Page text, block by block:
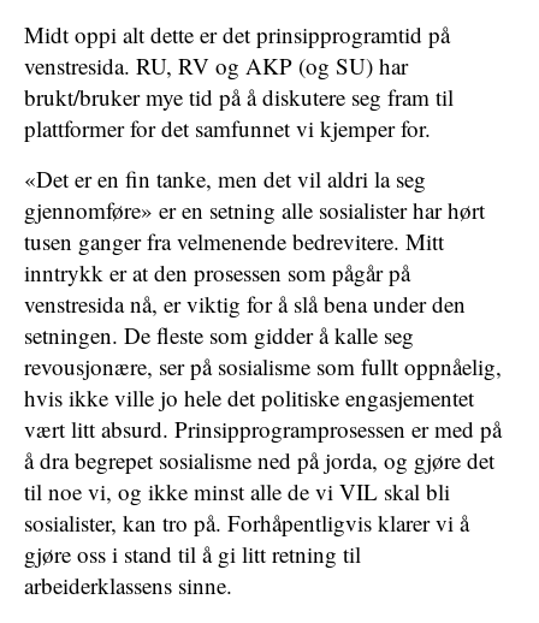
Midt oppi alt dette er det prinsipprogramtid på
venstresida. RU, RV og AKP (og SU) har
brukt/bruker mye tid på å diskutere seg fram til
plattformer for det samfunnet vi kjemper for.
«Det er en fin tanke, men det vil aldri la seg
gjennomføre» er en setning alle sosialister har hørt
tusen ganger fra velmenende bedrevitere. Mitt
inntrykk er at den prosessen som pågår på
venstresida nå, er viktig for å slå bena under den
setningen. De fleste som gidder å kalle seg
revousjonære, ser på sosialisme som fullt oppnåelig,
hvis ikke ville jo hele det politiske engasjementet
vært litt absurd. Prinsipprogramprosessen er med på
å dra begrepet sosialisme ned på jorda, og gjøre det
til noe vi, og ikke minst alle de vi VIL skal bli
sosialister, kan tro på. Forhåpentligvis klarer vi å
gjøre oss i stand til å gi litt retning til
arbeiderklassens sinne.